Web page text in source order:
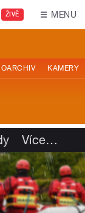
ŽIVĚ MENU
KAMERY
Více…